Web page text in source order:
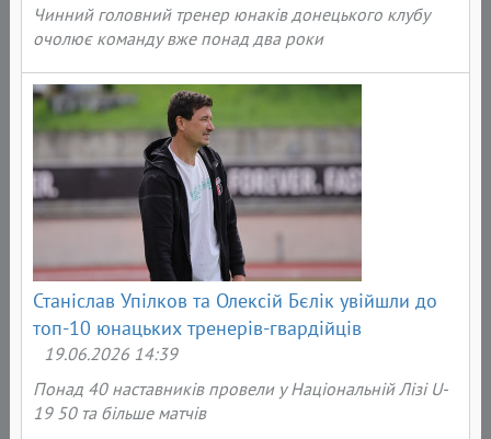
Чинний головний тренер юнаків донецького клубу
очолює команду вже понад два роки
Станіслав Упілков та Олексій Бєлік увійшли до
топ-10 юнацьких тренерів-гвардійців
19.06.2026 14:39
Понад 40 наставників провели у Національній Лізі U-
19 50 та більше матчів